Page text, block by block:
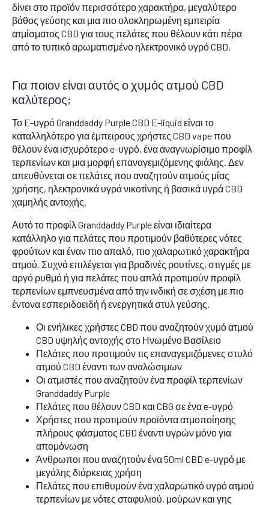
δίνει στο προϊόν περισσότερο χαρακτήρα, μεγαλύτερο
βάθος γεύσης και μια πιο ολοκληρωμένη εμπειρία
ατμίσματος CBD για τους πελάτες που θέλουν κάτι πέρα
από το τυπικό αρωματισμένο ηλεκτρονικό υγρό CBD.
Για ποιον είναι αυτός ο χυμός ατμού CBD
καλύτερος;
Το E-υγρό Granddaddy Purple CBD E-liquid είναι το
καταλληλότερο για έμπειρους χρήστες CBD vape που
θέλουν ένα ισχυρότερο e-υγρό, ένα αναγνωρίσιμο προφίλ
τερπενίων και μια μορφή επαναγεμιζόμενης φιάλης. Δεν
απευθύνεται σε πελάτες που αναζητούν ατμούς μίας
χρήσης, ηλεκτρονικά υγρά νικοτίνης ή βασικά υγρά CBD
χαμηλής αντοχής.
Αυτό το προφίλ Granddaddy Purple είναι ιδιαίτερα
κατάλληλο για πελάτες που προτιμούν βαθύτερες νότες
φρούτων και έναν πιο απαλό, πιο χαλαρωτικό χαρακτήρα
ατμού. Συχνά επιλέγεται για βραδινές ρουτίνες, στιγμές με
αργό ρυθμό ή για πελάτες που απλά προτιμούν προφίλ
τερπενίων εμπνευσμένα από την ινδική σε σχέση με πιο
έντονα εσπεριδοειδή ή ενεργητικά στυλ γεύσης.
Οι ενήλικες χρήστες CBD που αναζητούν χυμό ατμού
CBD υψηλής αντοχής στο Ηνωμένο Βασίλειο
Πελάτες που προτιμούν τις επαναγεμιζόμενες στυλό
ατμού CBD έναντι των αναλώσιμων
Οι ατμιστές που αναζητούν ένα προφίλ τερπενίων
Granddaddy Purple
Πελάτες που θέλουν CBD και CBG σε ένα e-υγρό
Χρήστες που προτιμούν προϊόντα ατμοποίησης
πλήρους φάσματος CBD έναντι υγρών μόνο για
απομόνωση
Άνθρωποι που αναζητούν ένα 50ml CBD e-υγρό με
μεγάλης διάρκειας χρήση
Πελάτες που επιθυμούν ένα χαλαρωτικό υγρό ατμού
τερπενίων με νότες σταφυλιού, μούρων και γης